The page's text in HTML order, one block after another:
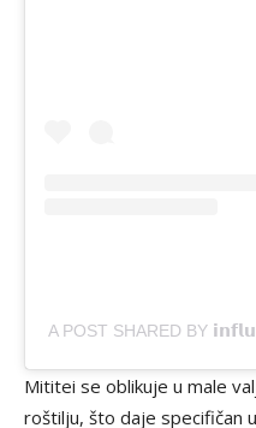
A POST SHARED BY
Mititei se oblikuje u male
roštilju, što daje specifičan